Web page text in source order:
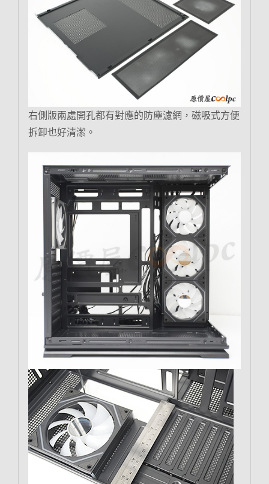
右側版兩處開孔都有對應的防塵濾網，磁吸式方便
拆卸也好清潔。